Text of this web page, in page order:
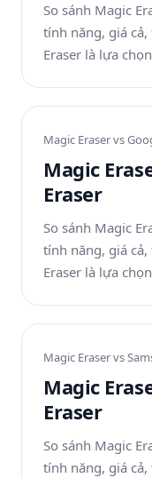
So sánh Magic
tính năng, giá
Eraser là lựa
Magic Eraser vs
Magic
Eraser
So sánh Magic
tính năng, giá
Eraser là lựa
Magic Eraser vs
Magic
Eraser
So sánh Magic
tính năng, giá